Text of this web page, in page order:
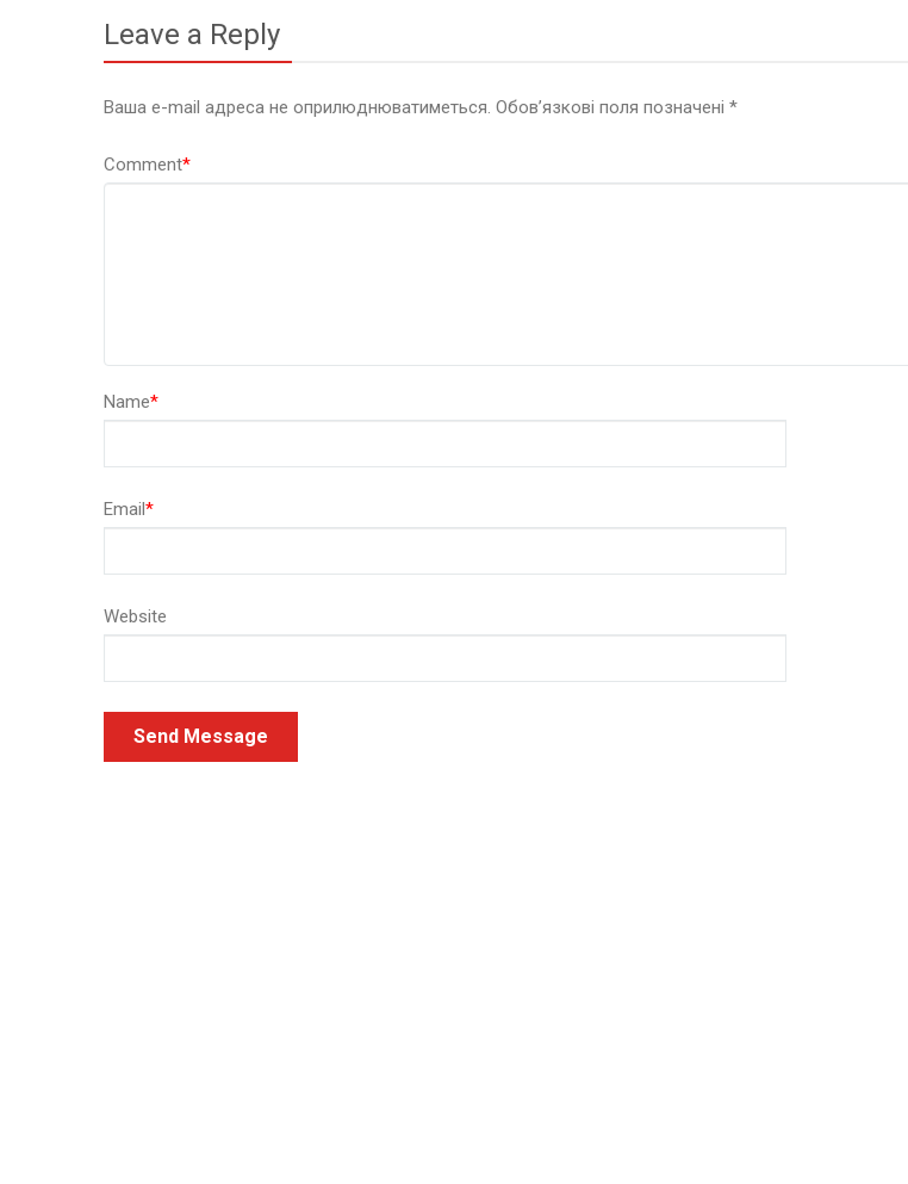
Leave a Reply
Ваша e-mail адреса не оприлюднюватиметься. Обов’язкові поля позначені *
Comment*
Name*
Email*
Website